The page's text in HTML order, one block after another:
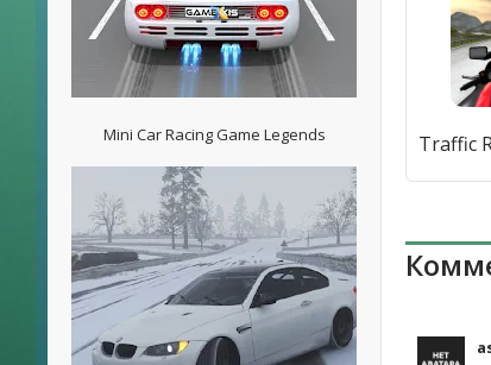
Mini Car Racing Game Legends